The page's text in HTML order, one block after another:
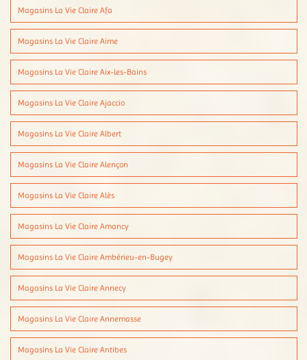
Magasins La Vie Claire Afa
Magasins La Vie Claire Aime
Magasins La Vie Claire Aix-les-Bains
Magasins La Vie Claire Ajaccio
Magasins La Vie Claire Albert
Magasins La Vie Claire Alençon
Magasins La Vie Claire Alès
Magasins La Vie Claire Amancy
Magasins La Vie Claire Ambérieu-en-Bugey
Magasins La Vie Claire Annecy
Magasins La Vie Claire Annemasse
Magasins La Vie Claire Antibes